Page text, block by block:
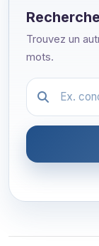
Trouvez un
mots.